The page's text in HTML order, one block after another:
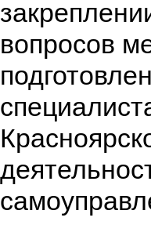
вопросов